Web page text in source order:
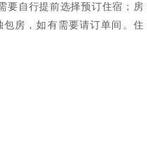
要自行提前选择预订住宿；房
房，如有需要请订单间。住